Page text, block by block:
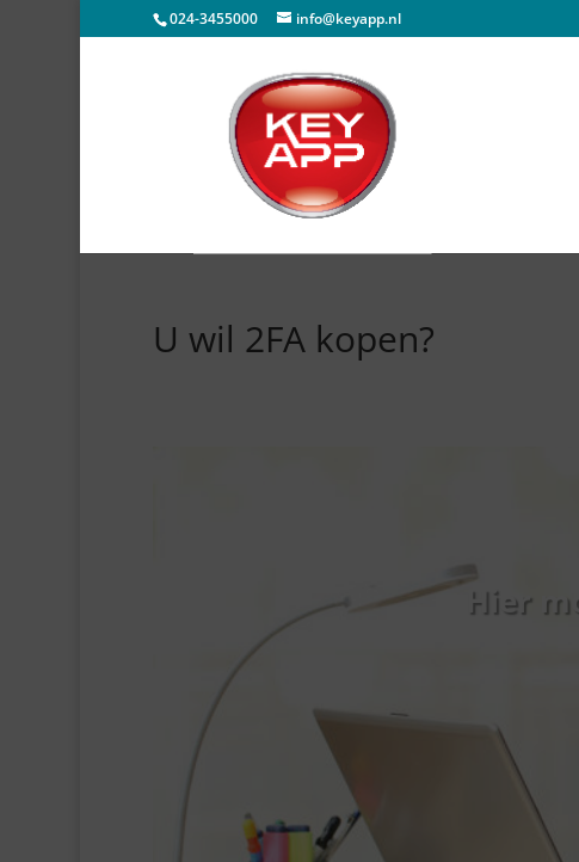
024-3455000 info@keyapp.nl
U wil 2FA kopen?
Hier